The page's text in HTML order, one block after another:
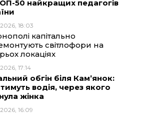
50 найкращих педагогів
18:03
капітально
світлофори на
локаціях
17:14
обгін біля Кам’янок:
водія, через якого
жінка
16:09